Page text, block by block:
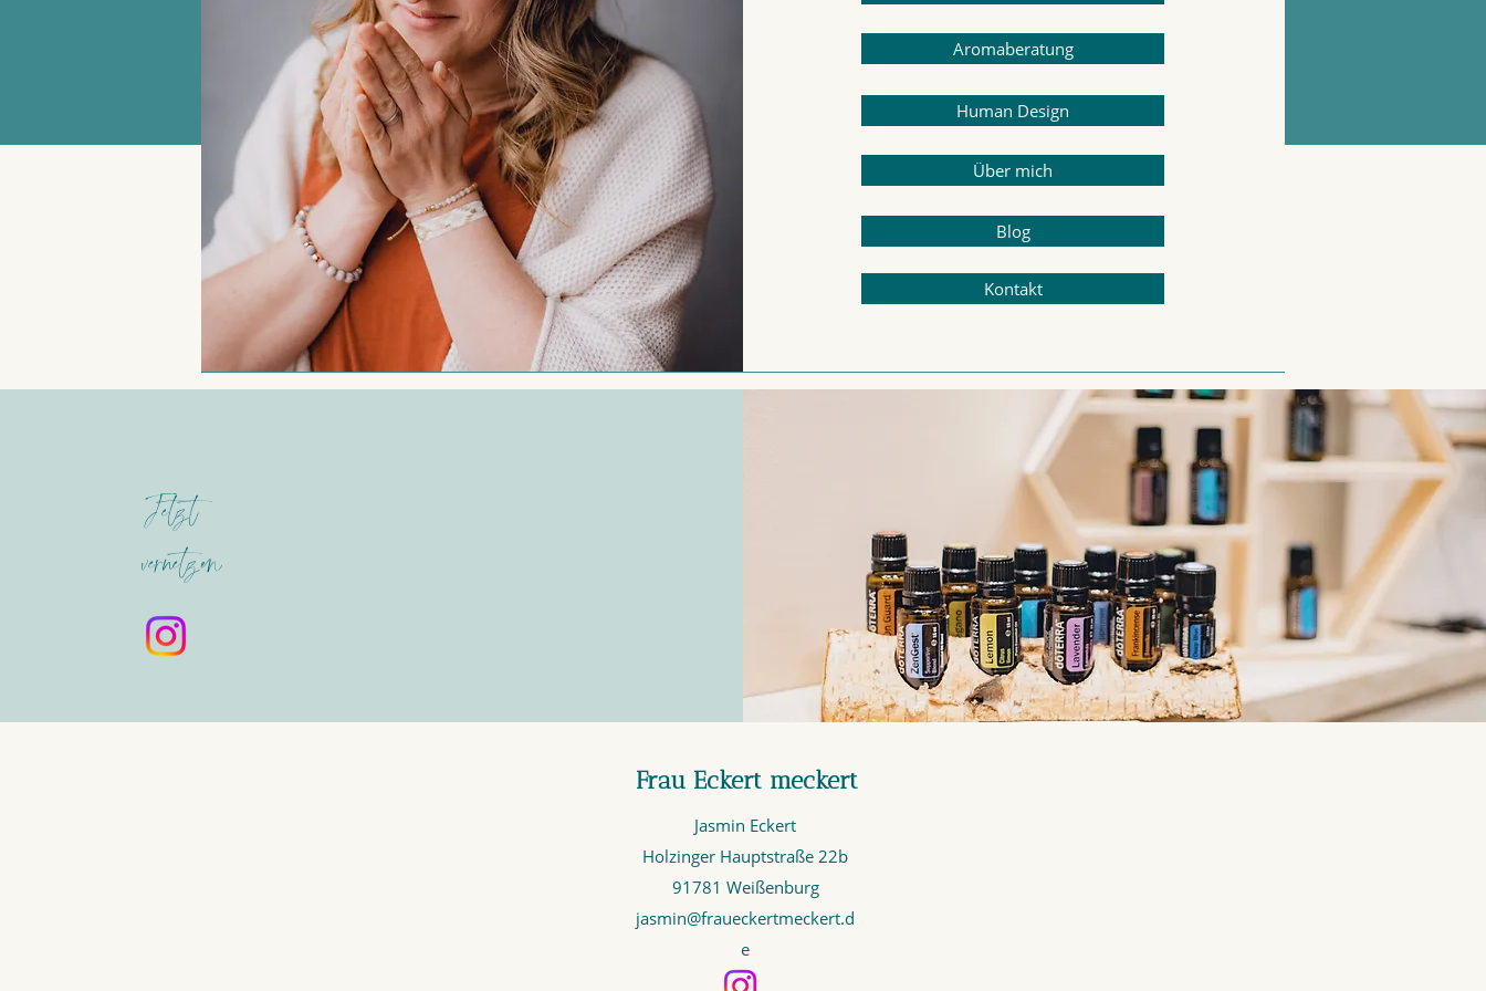
Aromaberatung
Human Design
Über mich
Blog
Kontakt
Jetzt
vernetzen
Frau Eckert meckert
Jasmin Eckert
Holzinger Hauptstraße 22b
91781 Weißenburg
jasmin@fraueckertmeckert.d
e